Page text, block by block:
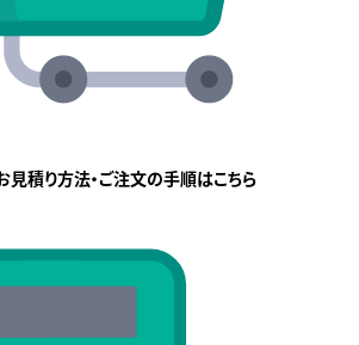
見積り方法・ご注文の手順はこちら